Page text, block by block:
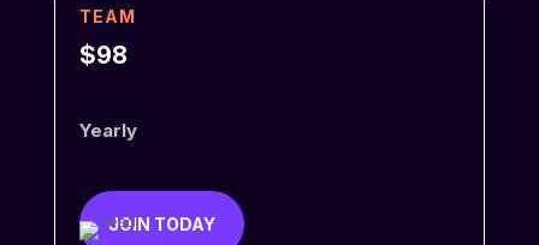
TEAM
$98
Yearly
JOIN TODAY